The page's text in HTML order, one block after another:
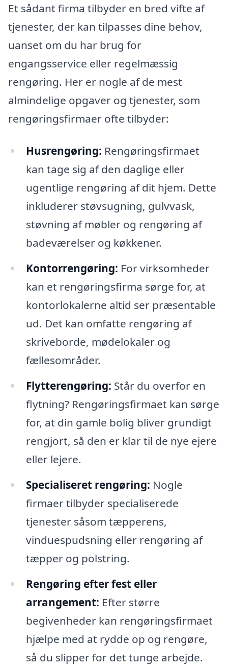
Et sådant firma tilbyder en bred vifte af
tjenester, der kan tilpasses dine behov,
uanset om du har brug for
engangsservice eller regelmæssig
rengøring. Her er nogle af de mest
almindelige opgaver og tjenester, som
rengøringsfirmaer ofte tilbyder:
Husrengøring: Rengøringsfirmaet
kan tage sig af den daglige eller
ugentlige rengøring af dit hjem. Dette
inkluderer støvsugning, gulvvask,
støvning af møbler og rengøring af
badeværelser og køkkener.
Kontorrengøring: For virksomheder
kan et rengøringsfirma sørge for, at
kontorlokalerne altid ser præsentable
ud. Det kan omfatte rengøring af
skriveborde, mødelokaler og
fællesområder.
Flytterengøring: Står du overfor en
flytning? Rengøringsfirmaet kan sørge
for, at din gamle bolig bliver grundigt
rengjort, så den er klar til de nye ejere
eller lejere.
Specialiseret rengøring: Nogle
firmaer tilbyder specialiserede
tjenester såsom tæpperens,
vinduespudsning eller rengøring af
tæpper og polstring.
Rengøring efter fest eller
arrangement: Efter større
begivenheder kan rengøringsfirmaet
hjælpe med at rydde op og rengøre,
så du slipper for det tunge arbejde.